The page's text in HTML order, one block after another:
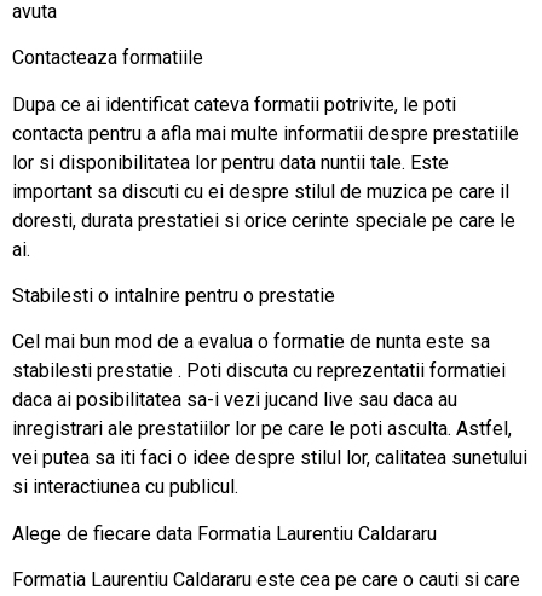
avuta
Contacteaza formatiile
Dupa ce ai identificat cateva formatii potrivite, le poti
contacta pentru a afla mai multe informatii despre prestatiile
lor si disponibilitatea lor pentru data nuntii tale. Este
important sa discuti cu ei despre stilul de muzica pe care il
doresti, durata prestatiei si orice cerinte speciale pe care le
ai.
Stabilesti o intalnire pentru o prestatie
Cel mai bun mod de a evalua o formatie de nunta este sa
stabilesti prestatie . Poti discuta cu reprezentatii formatiei
daca ai posibilitatea sa-i vezi jucand live sau daca au
inregistrari ale prestatiilor lor pe care le poti asculta. Astfel,
vei putea sa iti faci o idee despre stilul lor, calitatea sunetului
si interactiunea cu publicul.
Alege de fiecare data Formatia Laurentiu Caldararu
Formatia Laurentiu Caldararu este cea pe care o cauti si care